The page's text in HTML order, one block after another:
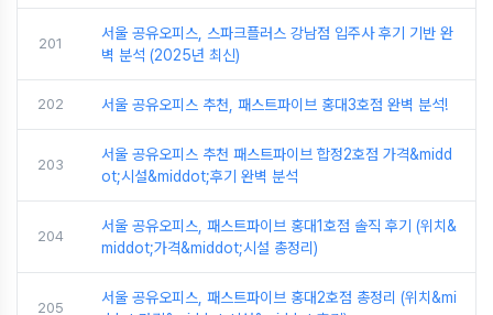
201
서울 공유오피스, 스파크플러스 강남점 입주사 후기 기반 완
벽 분석 (2025년 최신)
202 서울 공유오피스 추천, 패스트파이브 홍대3호점 완벽 분석!
203
서울 공유오피스 추천 패스트파이브 합정2호점 가격&midd
ot;시설&middot;후기 완벽 분석
204
서울 공유오피스, 패스트파이브 홍대1호점 솔직 후기 (위치&
middot;가격&middot;시설 총정리)
205
서울 공유오피스, 패스트파이브 홍대2호점 총정리 (위치&mi